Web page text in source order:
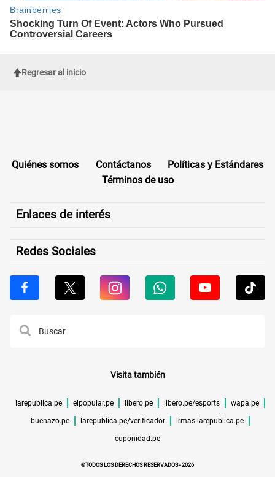
Regresar al inicio
Quiénes somos Contáctanos
Políticas y Estándares
Términos de uso
Enlaces de interés
Redes Sociales
Visita también
larepublica.pe elpopular.pe libero.pe libero.pe/esports wapa.pe
buenazo.pe larepublica.pe/verificador lrmas.larepublica.pe
cuponidad.pe
©TODOS LOS DERECHOS RESERVADOS -2026